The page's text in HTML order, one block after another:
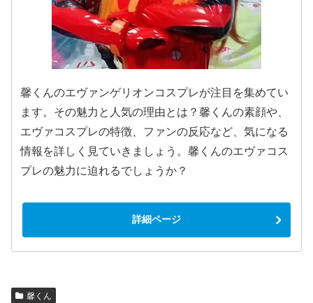
馨くんのエヴァンゲリオンコスプレが注目を集めてい
ます。その魅力と人気の理由とは？馨くんの素顔や、
エヴァコスプレの特徴、ファンの反応など、気になる
情報を詳しく見ていきましょう。馨くんのエヴァコス
プレの魅力に迫れるでしょうか？
詳細ページ
馨くん